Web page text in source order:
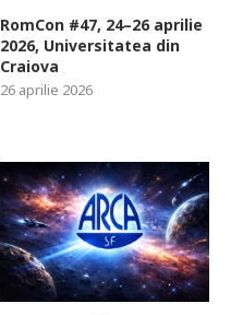
RomCon #47, 24–26 aprilie
2026, Universitatea din
Craiova
26 aprilie 2026